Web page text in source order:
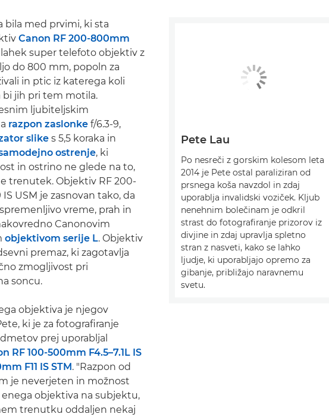
bila med prvimi, ki sta
Canon RF 200-800mm
lahek super telefoto objektiv z
do 800 mm, popoln za
in ptic iz katerega koli
bi jih pri tem motila.
ljubiteljskim
razpon zaslonke f/6.3-9,
slike s 5,5 koraka in
ostrenje, ki
in ostrino ne glede na to,
trenutek. Objektiv RF 200-
USM je zasnovan tako, da
vreme, prah in
Canonovim
objektivom serije L. Objektiv
premaz, ki zagotavlja
zmogljivost pri
soncu.
objektiva je njegov
ki je za fotografiranje
prej uporabljal
RF 100-500mm F4.5–7.1L IS
F11 IS STM . "Razpon od
je neverjeten in možnost
objektiva na subjektu,
trenutku oddaljen nekaj
Pete Lau
Po nesreči z gorskim kolesom leta
2014 je Pete ostal paraliziran od
prsnega koša navzdol in zdaj
uporablja invalidski voziček. Kljub
nenehnim bolečinam je odkril
strast do fotografiranje prizorov iz
divjine in zdaj upravlja spletno
stran z nasveti, kako se lahko
ljudje, ki uporabljajo opremo za
gibanje, približajo naravnemu
svetu.